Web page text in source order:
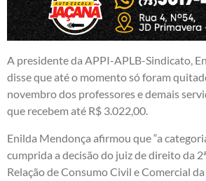
A presidente da APPI-APLB-Sindicato,
disse que até o momento só foram
novembro dos professores e demais
que recebem até R$ 3.022,00.
Enilda Mendonça afirmou que “a
cumprida a decisão do juiz de direito da
Relação de Consumo Civil e Comercial